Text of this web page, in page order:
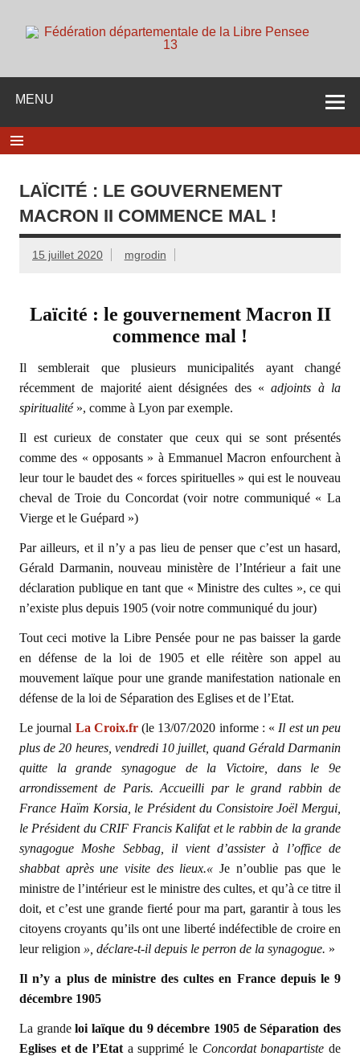
content
dieu ni maitre
MENU
LAÏCITÉ : LE GOUVERNEMENT
MACRON II COMMENCE MAL !
15 juillet 2020 mgrodin
Laïcité : le gouvernement Macron II
commence mal !
Il semblerait que plusieurs municipalités ayant changé
récemment de majorité aient désignées des «adjoints à la
spiritualité», comme à Lyon par exemple.
Il est curieux de constater que ceux qui se sont présentés
comme des « opposants » à Emmanuel Macron enfourchent à
leur tour le baudet des « forces spirituelles » qui est le nouveau
cheval de Troie du Concordat (voir notre communiqué « La
Vierge et le Guépard »)
Par ailleurs, et il n’y a pas lieu de penser que c’est un hasard,
Gérald Darmanin, nouveau ministère de l’Intérieur a fait une
déclaration publique en tant que « Ministre des cultes », ce qui
n’existe plus depuis 1905 (voir notre communiqué du jour)
Tout ceci motive la Libre Pensée pour ne pas baisser la garde
en défense de la loi de 1905 et elle réitère son appel au
mouvement laïque pour une grande manifestation nationale en
défense de la loi de Séparation des Eglises et de l’Etat.
Le journal La Croix.fr(le 13/07/2020 informe : « Il est un peu
plus de 20 heures, vendredi 10 juillet, quand Gérald Darmanin
quitte la grande synagogue de la Victoire, dans le 9e
arrondissement de Paris. Accueilli par le grand rabbin de
France Haïm Korsia, le Président du Consistoire Joël Mergui,
le Président du CRIF Francis Kalifat et le rabbin de la grande
synagogue Moshe Sebbag, il vient d’assister à l’office de
shabbat après une visite des lieux.«Je n’oublie pas que le
ministre de l’intérieur est le ministre des cultes, et qu’à ce titre il
doit, et c’est une grande fierté pour ma part, garantir à tous les
citoyens croyants qu’ils ont une liberté indéfectible de croire en
leur religion », déclare-t-il depuis le perron de la synagogue. »
Il n’y a plus de ministre des cultes en France depuis le 9
décembre 1905
La grandeloi laïque du 9 décembre 1905 de Séparation des
Eglises et de l’Etat a supprimé le Concordat bonapartiste de